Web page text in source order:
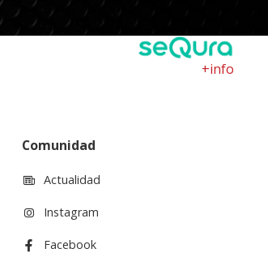
+info
Comunidad
Actualidad
Instagram
Facebook